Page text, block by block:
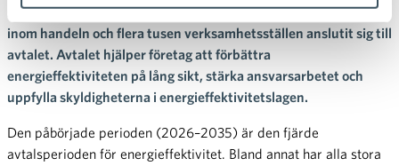
som inleddes i början av år 2026. Hittills har fem stora företag
inom handeln och flera tusen verksamhetsställen anslutit sig till
avtalet. Avtalet hjälper företag att förbättra
energieffektiviteten på lång sikt, stärka ansvarsarbetet och
uppfylla skyldigheterna i energieffektivitetslagen.
Den påbörjade perioden (2026–2035) är den fjärde
avtalsperioden för energieffektivitet. Bland annat har alla stora